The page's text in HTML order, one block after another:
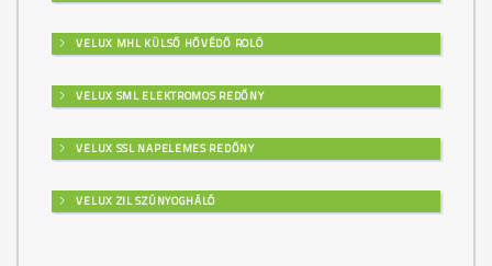
VELUX MHL KÜLSŐ HŐVÉDŐ ROLÓ
VELUX SML ELEKTROMOS REDŐNY
VELUX SSL NAPELEMES REDŐNY
VELUX ZIL SZÚNYOGHÁLÓ